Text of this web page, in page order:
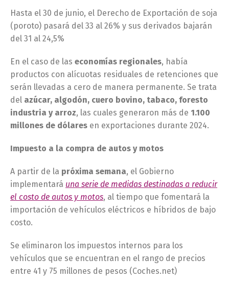
Hasta el 30 de junio, el Derecho de Exportación de soja
(poroto) pasará del 33 al 26% y sus derivados bajarán
del 31 al 24,5%
En el caso de las economías regionales, había
productos con alícuotas residuales de retenciones que
serán llevadas a cero de manera permanente. Se trata
del azúcar, algodón, cuero bovino, tabaco, foresto
industria y arroz, las cuales generaron más de 1.100
millones de dólares en exportaciones durante 2024.
Impuesto a la compra de autos y motos
A partir de la próxima semana, el Gobierno
implementará una serie de medidas destinadas a reducir
el costo de autos y motos, al tiempo que fomentará la
importación de vehículos eléctricos e híbridos de bajo
costo.
Se eliminaron los impuestos internos para los
vehículos que se encuentran en el rango de precios
entre 41 y 75 millones de pesos (Coches.net)